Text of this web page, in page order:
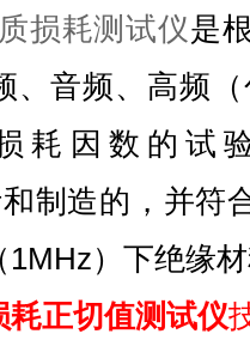
损耗测试仪是
、音频、高频
耗因数的试
制造的，并符
）下绝缘
正切值测试仪